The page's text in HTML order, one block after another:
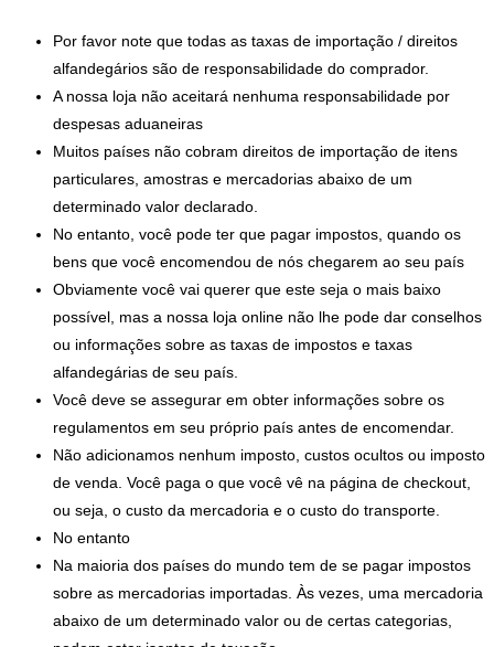
Por favor note que todas as taxas de importação / direitos
alfandegários são de responsabilidade do comprador.
A nossa loja não aceitará nenhuma responsabilidade por
despesas aduaneiras
Muitos países não cobram direitos de importação de itens
particulares, amostras e mercadorias abaixo de um
determinado valor declarado.
No entanto, você pode ter que pagar impostos, quando os
bens que você encomendou de nós chegarem ao seu país
Obviamente você vai querer que este seja o mais baixo
possível, mas a nossa loja online não lhe pode dar conselhos
ou informações sobre as taxas de impostos e taxas
alfandegárias de seu país.
Você deve se assegurar em obter informações sobre os
regulamentos em seu próprio país antes de encomendar.
Não adicionamos nenhum imposto, custos ocultos ou imposto
de venda. Você paga o que você vê na página de checkout,
ou seja, o custo da mercadoria e o custo do transporte.
No entanto
Na maioria dos países do mundo tem de se pagar impostos
sobre as mercadorias importadas. Às vezes, uma mercadoria
abaixo de um determinado valor ou de certas categorias,